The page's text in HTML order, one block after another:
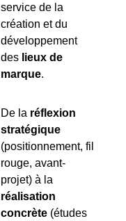
service de la
création et du
développement
des lieux de
marque.
De la réflexion
stratégique
(positionnement, fil
rouge, avant-
projet) à la
réalisation
concrète (études